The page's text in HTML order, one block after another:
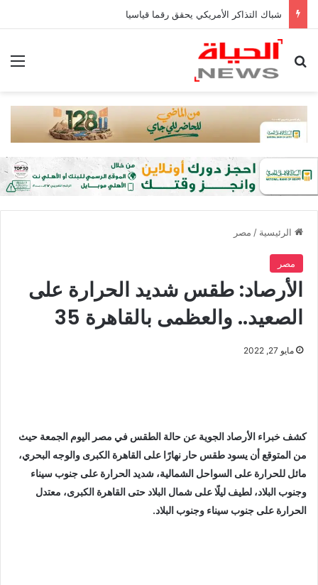
شباك التذاكر الأمريكي يحقق رقما قياسيا
بحث عن
الرئيسية / مصر
مصر
الأرصاد: طقس شديد الحرارة على
الصعيد.. والعظمى بالقاهرة 35
مايو 27, 2022
كشف خبراء الأرصاد الجوية عن حالة الطقس في مصر اليوم الجمعة حيث
من المتوقع أن يسود طقس حار نهارًا على القاهرة الكبرى والوجه البحري،
مائل للحرارة على السواحل الشمالية، شديد الحرارة على جنوب سيناء
وجنوب البلاد، لطيف ليلًا على شمال البلاد حتى القاهرة الكبرى، معتدل
الحرارة على جنوب سيناء وجنوب البلاد.